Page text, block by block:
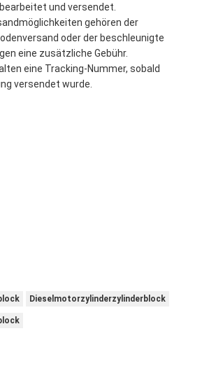
und versendet.
gehören der
oder der beschleunigte
eine zusätzliche Gebühr.
eine Tracking-Nummer, sobald
versendet wurde.
Dieselmotorzylinderzylinderblock